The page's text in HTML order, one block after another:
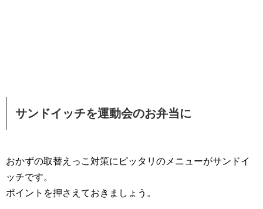
サンドイッチを運動会のお弁当に
おかずの取替えっこ対策にピッタリのメニューがサンドイ
ッチです。
ポイントを押さえておきましょう。